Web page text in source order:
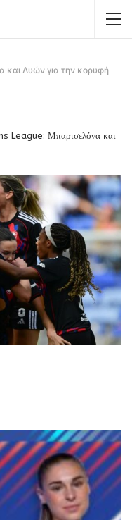
και Λυών για την κορυφή
League: Μπαρτσελόνα και